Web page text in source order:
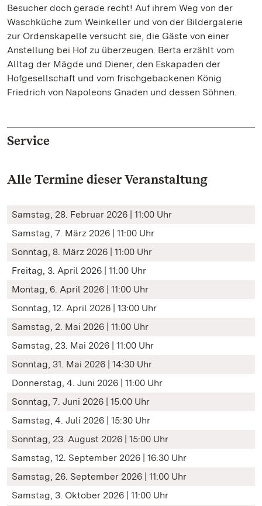
Besucher doch gerade recht! Auf ihrem Weg von der
Waschküche zum Weinkeller und von der Bildergalerie
zur Ordenskapelle versucht sie, die Gäste von einer
Anstellung bei Hof zu überzeugen. Berta erzählt vom
Alltag der Mägde und Diener, den Eskapaden der
Hofgesellschaft und vom frischgebackenen König
Friedrich von Napoleons Gnaden und dessen Söhnen.
Service
Alle Termine dieser Veranstaltung
Samstag, 28. Februar 2026 | 11:00 Uhr
Samstag, 7. März 2026 | 11:00 Uhr
Sonntag, 8. März 2026 | 11:00 Uhr
Freitag, 3. April 2026 | 11:00 Uhr
Montag, 6. April 2026 | 11:00 Uhr
Sonntag, 12. April 2026 | 13:00 Uhr
Samstag, 2. Mai 2026 | 11:00 Uhr
Samstag, 23. Mai 2026 | 11:00 Uhr
Sonntag, 31. Mai 2026 | 14:30 Uhr
Donnerstag, 4. Juni 2026 | 11:00 Uhr
Sonntag, 7. Juni 2026 | 15:00 Uhr
Samstag, 4. Juli 2026 | 15:30 Uhr
Sonntag, 23. August 2026 | 15:00 Uhr
Samstag, 12. September 2026 | 16:30 Uhr
Samstag, 26. September 2026 | 11:00 Uhr
Samstag, 3. Oktober 2026 | 11:00 Uhr